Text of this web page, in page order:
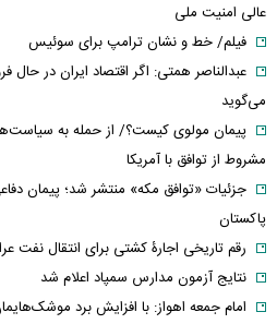
عالی امنیت ملی
فیلم/ خط و نشان ترامپ برای سوئیس
عبدالناصر همتی: اگر اقتصاد ایران در حال
می‌گوید
پیمان مولوی کیست؟/ از حمله به
مشروط از توافق با آمریکا
جزئیات «توافق مکه» منتشر شد؛ پیمان
پاکستان
رقم تاریخی اجارۀ کشتی برای انتقال نفت
نتایج آزمون مدارس سمپاد اعلام شد